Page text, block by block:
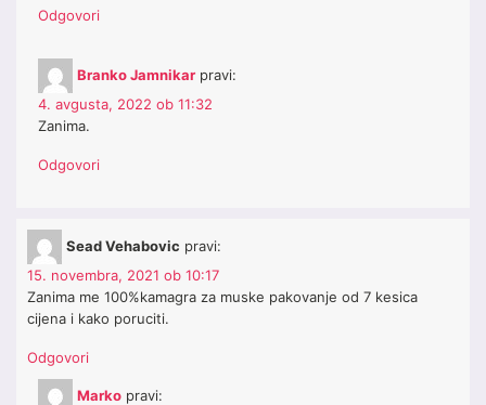
Odgovori
Branko Jamnikar pravi:
4. avgusta, 2022 ob 11:32
Zanima.
Odgovori
Sead Vehabovic pravi:
15. novembra, 2021 ob 10:17
Zanima me 100%kamagra za muske pakovanje od 7 kesica
cijena i kako poruciti.
Odgovori
Marko pravi: